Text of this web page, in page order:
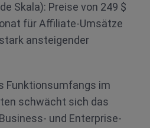
Skala): Preise von 249 $
für Affiliate-Umsätze
ansteigender
Funktionsumfangs im
schwächt sich das
und Enterprise-